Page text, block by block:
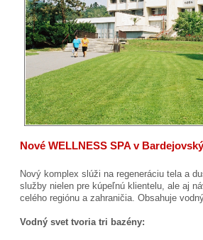
Nové WELLNESS SPA v
Nový komplex slúži na regeneráciu tela a
služby nielen pre kúpeľnú klientelu, ale aj
celého regiónu a zahraničia. Obsahuje
Vodný svet tvoria tri bazény: